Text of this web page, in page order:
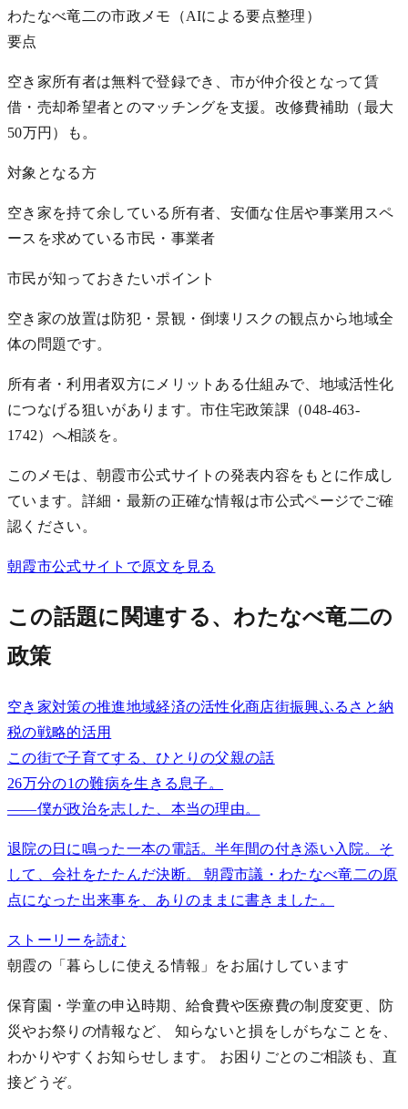
わたなべ竜二の市政メモ（AIによる要点整理）
要点
空き家所有者は無料で登録でき、市が仲介役となって賃
借・売却希望者とのマッチングを支援。改修費補助（最大
50万円）も。
対象となる方
空き家を持て余している所有者、安価な住居や事業用スペ
ースを求めている市民・事業者
市民が知っておきたいポイント
空き家の放置は防犯・景観・倒壊リスクの観点から地域全
体の問題です。
所有者・利用者双方にメリットある仕組みで、地域活性化
につなげる狙いがあります。市住宅政策課（048-463-
1742）へ相談を。
このメモは、朝霞市公式サイトの発表内容をもとに作成し
ています。詳細・最新の正確な情報は市公式ページでご確
認ください。
朝霞市公式サイトで原文を見る
この話題に関連する、わたなべ竜二の
政策
空き家対策の推進地域経済の活性化商店街振興ふるさと納
税の戦略的活用
この街で子育てする、ひとりの父親の話
26万分の1の難病を生きる息子。
——僕が政治を志した、本当の理由。
退院の日に鳴った一本の電話。半年間の付き添い入院。そ
して、会社をたたんだ決断。 朝霞市議・わたなべ竜二の原
点になった出来事を、ありのままに書きました。
ストーリーを読む
朝霞の「暮らしに使える情報」をお届けしています
保育園・学童の申込時期、給食費や医療費の制度変更、防
災やお祭りの情報など、 知らないと損をしがちなことを、
わかりやすくお知らせします。 お困りごとのご相談も、直
接どうぞ。